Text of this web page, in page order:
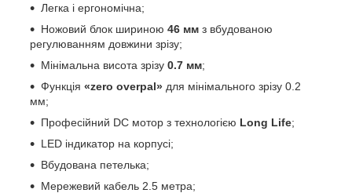
Легка і ергономічна;
Ножовий блок шириною 46 мм з вбудованою
регулюванням довжини зрізу;
Мінімальна висота зрізу 0.7 мм;
Функція «zero overpal» для мінімального зрізу 0.2
мм;
Професійний DC мотор з технологією Long Life;
LED індикатор на корпусі;
Вбудована петелька;
Мережевий кабель 2.5 метра;